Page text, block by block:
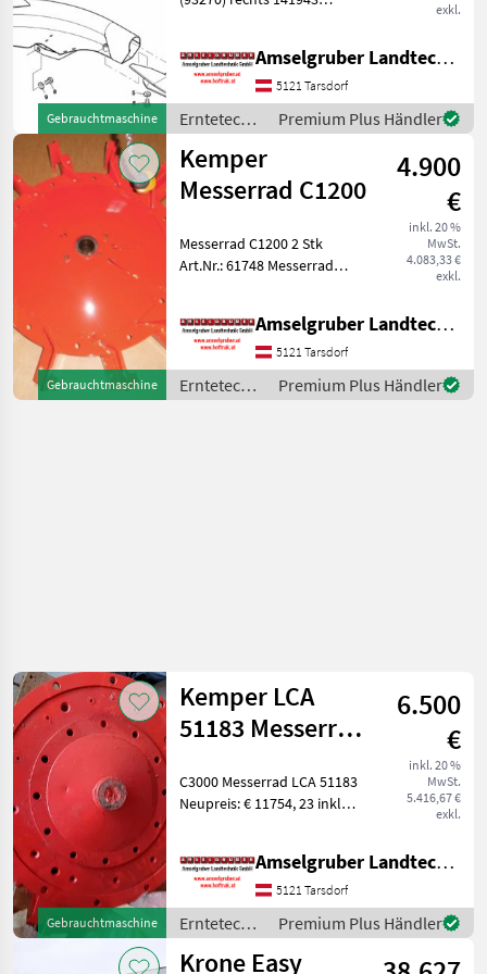
Gebrauchtmaschine
exkl.
Erntetechnik Ackerbau
Feldhäcksler
Amselgruber Landtechnik GmbH
5121 Tarsdorf
Erntetechnik
Ackerbau /
Kemper
Premium Plus Händler
Gebrauchtmaschine
Kemper
Messerrad C1200
4.900
€
inkl. 20 %
MwSt.
4.083,33 €
exkl.
Messerrad C1200 2 Stk
Art.Nr.: 61748 Messerrad
Messerrad komplett € 7000
( nicht bestellbar)
Erntetechnik Ac
Amselgruber Landtechnik GmbH
5121 Tarsdorf
Erntetechnik
Ackerbau /
Premium Plus Händler
Gebrauchtmaschine
Kemper LCA
51183 Messerrad
6.500
€
inkl. 20 %
MwSt.
5.416,67 €
exkl.
C3000 Messerrad LCA 51183
Neupreis: € 11754, 23 inkl
Amselgruber Landtechnik GmbH
5121 Tarsdorf
Erntetechnik
Ackerbau /
Kemper
Premium Plus Händler
Krone Easy